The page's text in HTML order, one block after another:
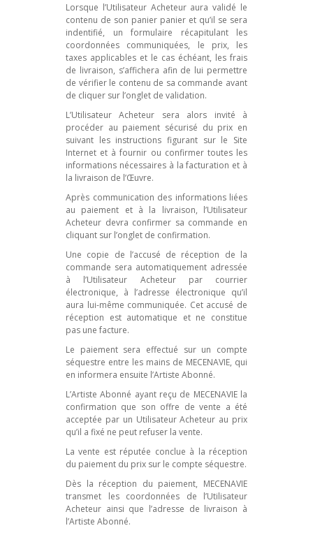
Lorsque l’Utilisateur Acheteur aura validé le
contenu de son panier panier et qu’il se sera
indentifié, un formulaire récapitulant les
coordonnées communiquées, le prix, les
taxes applicables et le cas échéant, les frais
de livraison, s’affichera afin de lui permettre
de vérifier le contenu de sa commande avant
de cliquer sur l’onglet de validation.
L’Utilisateur Acheteur sera alors invité à
procéder au paiement sécurisé du prix en
suivant les instructions figurant sur le Site
Internet et à fournir ou confirmer toutes les
informations nécessaires à la facturation et à
la livraison de l’Œuvre.
Après communication des informations liées
au paiement et à la livraison, l’Utilisateur
Acheteur devra confirmer sa commande en
cliquant sur l’onglet de confirmation.
Une copie de l’accusé de réception de la
commande sera automatiquement adressée
à l’Utilisateur Acheteur par courrier
électronique, à l’adresse électronique qu’il
aura lui-même communiquée. Cet accusé de
réception est automatique et ne constitue
pas une facture.
Le paiement sera effectué sur un compte
séquestre entre les mains de MECENAVIE, qui
en informera ensuite l’Artiste Abonné.
L’Artiste Abonné ayant reçu de MECENAVIE la
confirmation que son offre de vente a été
acceptée par un Utilisateur Acheteur au prix
qu’il a fixé ne peut refuser la vente.
La vente est réputée conclue à la réception
du paiement du prix sur le compte séquestre.
Dès la réception du paiement, MECENAVIE
transmet les coordonnées de l’Utilisateur
Acheteur ainsi que l’adresse de livraison à
l’Artiste Abonné.